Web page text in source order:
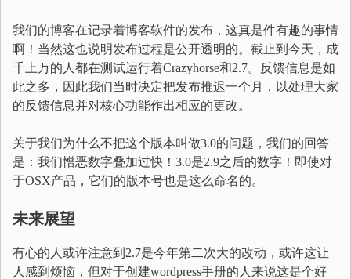
我们的博客在记录着博客软件的发布，这真是件有趣的事情
啊！当然这也说明发布过程是公开透明的。截止到今天，成
千上万的人都在测试运行着Crazyhorse和2.7。反馈信息是如
此之多，因此我们当时决定把发布推迟一个月，以处理大家
的反馈信息并对核心功能作出相应的更改。
关于我们为什么不把这个版本叫做3.0的问题，我们的回答
是：我们憎恶数字叠加过快！3.0是2.9之后的数字！即使对
于OSX产品，它们的版本号也是这么命名的。
未来展望
有心的人或许注意到2.7是今年第二次大的改动，或许这让
人感到烦恼，但对于创建wordpress手册的人来说这是个好